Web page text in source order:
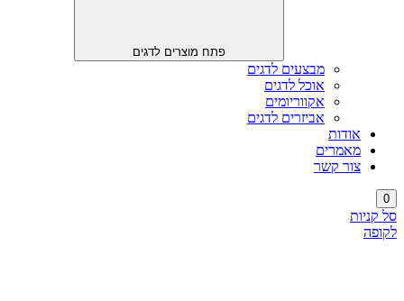
פתח מוצרים לדגים
מבצעים לדגים
אוכל לדגים
אקווריומים
אביזרים לדגים
אודות
מאמרים
צור קשר
0
סל קניות
לקופה